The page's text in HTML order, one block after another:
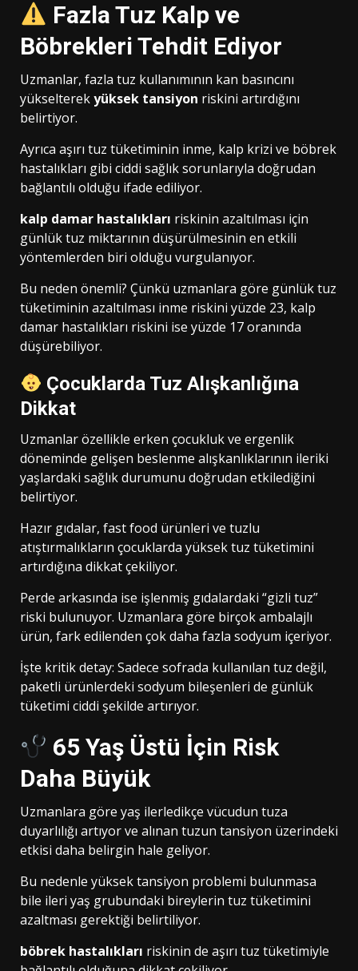
Fazla Tuz Kalp ve
Böbrekleri Tehdit Ediyor
Uzmanlar, fazla tuz kullanımının kan basıncını
yükselterekyüksek tansiyon riskini artırdığını
belirtiyor.
Ayrıca aşırı tuz tüketiminin inme, kalp krizi ve böbrek
hastalıkları gibi ciddi sağlık sorunlarıyla doğrudan
bağlantılı olduğu ifade ediliyor.
kalp damar hastalıkları riskinin azaltılması için
günlük tuz miktarının düşürülmesinin en etkili
yöntemlerden biri olduğu vurgulanıyor.
Bu neden önemli? Çünkü uzmanlara göre günlük tuz
tüketiminin azaltılması inme riskini yüzde 23, kalp
damar hastalıkları riskini ise yüzde 17 oranında
düşürebiliyor.
Çocuklarda Tuz Alışkanlığına
Dikkat
Uzmanlar özellikle erken çocukluk ve ergenlik
döneminde gelişen beslenme alışkanlıklarının ileriki
yaşlardaki sağlık durumunu doğrudan etkilediğini
belirtiyor.
Hazır gıdalar, fast food ürünleri ve tuzlu
atıştırmalıkların çocuklarda yüksek tuz tüketimini
artırdığına dikkat çekiliyor.
Perde arkasında ise işlenmiş gıdalardaki “gizli tuz”
riski bulunuyor. Uzmanlara göre birçok ambalajlı
ürün, fark edilenden çok daha fazla sodyum içeriyor.
İşte kritik detay: Sadece sofrada kullanılan tuz değil,
paketli ürünlerdeki sodyum bileşenleri de günlük
tüketimi ciddi şekilde artırıyor.
65 Yaş Üstü İçin Risk
Daha Büyük
Uzmanlara göre yaş ilerledikçe vücudun tuza
duyarlılığı artıyor ve alınan tuzun tansiyon üzerindeki
etkisi daha belirgin hale geliyor.
Bu nedenle yüksek tansiyon problemi bulunmasa
bile ileri yaş grubundaki bireylerin tuz tüketimini
azaltması gerektiği belirtiliyor.
böbrek hastalıkları riskinin de aşırı tuz tüketimiyle